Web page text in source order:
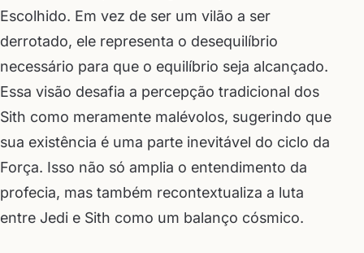
Escolhido. Em vez de ser um vilão a ser
derrotado, ele representa o desequilíbrio
necessário para que o equilíbrio seja alcançado.
Essa visão desafia a percepção tradicional dos
Sith como meramente malévolos, sugerindo que
sua existência é uma parte inevitável do ciclo da
Força. Isso não só amplia o entendimento da
profecia, mas também recontextualiza a luta
entre Jedi e Sith como um balanço cósmico.